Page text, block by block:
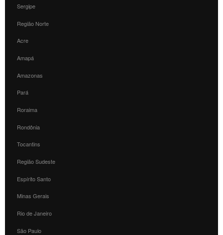
Sergipe
Região Norte
Acre
Amapá
Amazonas
Pará
Roraima
Rondônia
Tocantins
Região Sudeste
Espírito Santo
Minas Gerais
Rio de Janeiro
São Paulo